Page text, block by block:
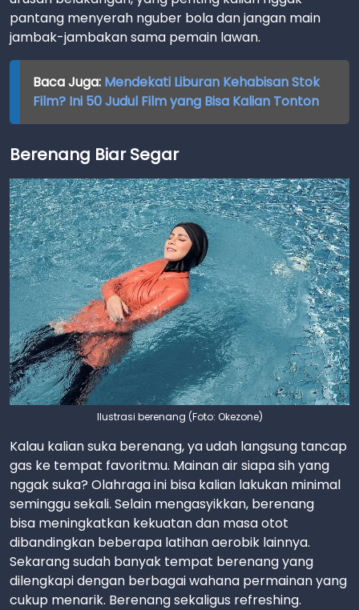
pantang menyerah nguber bola dan jangan main
jambak-jambakan sama pemain lawan.
Baca Juga: Mendekati Liburan Kehabisan Stok
Film? Ini 50 Judul Film yang Bisa Kalian Tonton
Berenang Biar Segar
Ilustrasi berenang (Foto: Okezone)
Kalau kalian suka berenang, ya udah langsung tancap
gas ke tempat favoritmu. Mainan air siapa sih yang
nggak suka? Olahraga ini bisa kalian lakukan minimal
seminggu sekali. Selain mengasyikkan, berenang
bisa meningkatkan kekuatan dan masa otot
dibandingkan beberapa latihan aerobik lainnya.
Sekarang sudah banyak tempat berenang yang
dilengkapi dengan berbagai wahana permainan yang
cukup menarik. Berenang sekaligus refreshing.